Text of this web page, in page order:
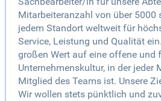
Mitarbeiteranzahl von über 5000
jedem Standort weltweit für
Service, Leistung und Qualität
großen Wert auf eine offene und
Unternehmenskultur, in der jeder
Mitglied des Teams ist. Unsere
Wir wollen stets pünktlich und